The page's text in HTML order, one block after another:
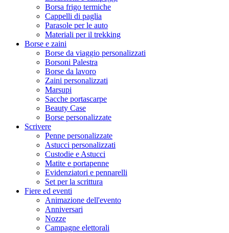
Borsa frigo termiche
Cappelli di paglia
Parasole per le auto
Materiali per il trekking
Borse e zaini
Borse da viaggio personalizzati
Borsoni Palestra
Borse da lavoro
Zaini personalizzati
Marsupi
Sacche portascarpe
Beauty Case
Borse personalizzate
Scrivere
Penne personalizzate
Astucci personalizzati
Custodie e Astucci
Matite e portapenne
Evidenziatori e pennarelli
Set per la scrittura
Fiere ed eventi
Animazione dell'evento
Anniversari
Nozze
Campagne elettorali